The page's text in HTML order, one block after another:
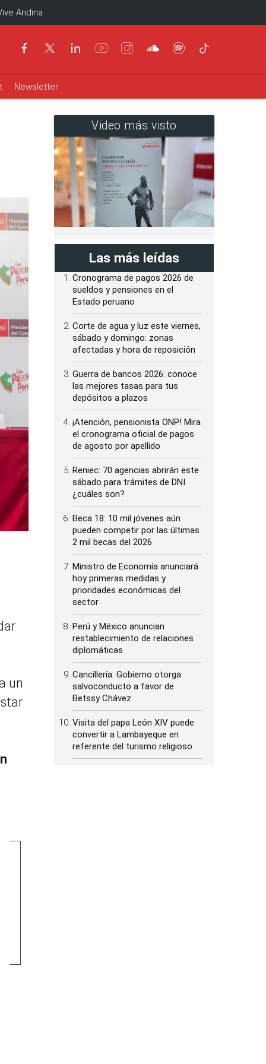
Andina
Newsletter
un
Video más visto
Las más leídas
Cronograma de pagos 2026 de
sueldos y pensiones en el
Estado peruano
Corte de agua y luz este viernes,
sábado y domingo: zonas
afectadas y hora de reposición
Guerra de bancos 2026: conoce
las mejores tasas para tus
depósitos a plazos
¡Atención, pensionista ONP! Mira
el cronograma oficial de pagos
de agosto por apellido
Reniec: 70 agencias abrirán este
sábado para trámites de DNI
¿cuáles son?
Beca 18: 10 mil jóvenes aún
pueden competir por las últimas
2 mil becas del 2026
Ministro de Economía anunciará
hoy primeras medidas y
prioridades económicas del
sector
Perú y México anuncian
restablecimiento de relaciones
diplomáticas
Cancillería: Gobierno otorga
salvoconducto a favor de
Betssy Chávez
Visita del papa León XIV puede
convertir a Lambayeque en
referente del turismo religioso